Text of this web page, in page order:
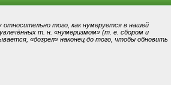
того, как нумеруется в нашей
т. н. «нумеризмом» (т. е. сбором и
«дозрел» наконец до того, чтобы обновить